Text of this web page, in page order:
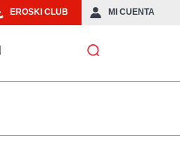
EROSKI CLUB MI CUENTA